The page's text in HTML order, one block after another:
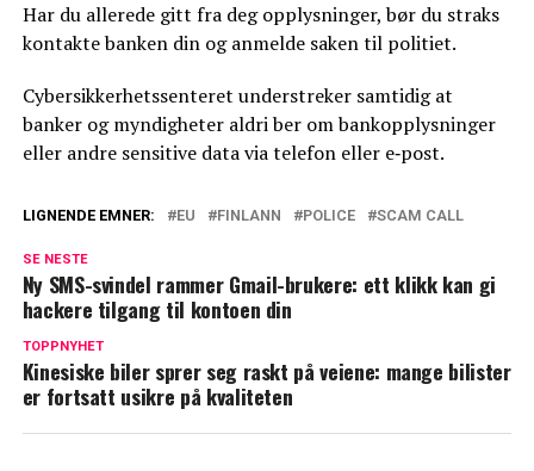
Har du allerede gitt fra deg opplysninger, bør du straks
kontakte banken din og anmelde saken til politiet.
Cybersikkerhetssenteret understreker samtidig at
banker og myndigheter aldri ber om bankopplysninger
eller andre sensitive data via telefon eller e‑post.
LIGNENDE EMNER: EU FINLANN POLICE SCAM CALL
SE NESTE
Ny SMS-svindel rammer Gmail-brukere: ett klikk kan gi
hackere tilgang til kontoen din
TOPPNYHET
Kinesiske biler sprer seg raskt på veiene: mange bilister
er fortsatt usikre på kvaliteten